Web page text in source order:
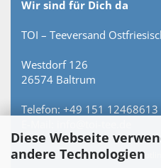
Diese Webseite
andere Technologien
Wir sind für Dich da
TOI – Teeversand
Westdorf 126
26574 Baltrum
Telefon: +49 151 12468613
Persönlich erreichbar – keine